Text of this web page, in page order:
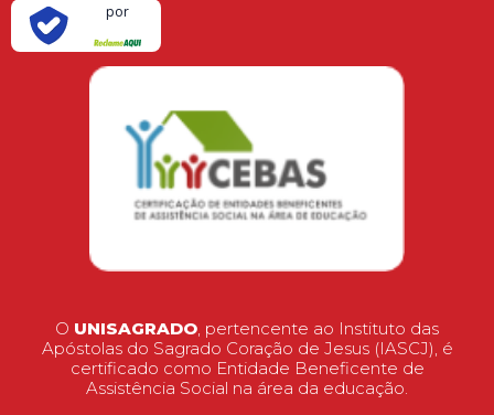
por
O UNISAGRADO, pertencente ao Instituto das
Apóstolas do Sagrado Coração de Jesus (IASCJ), é
certificado como Entidade Beneficente de
Assistência Social na área da educação.